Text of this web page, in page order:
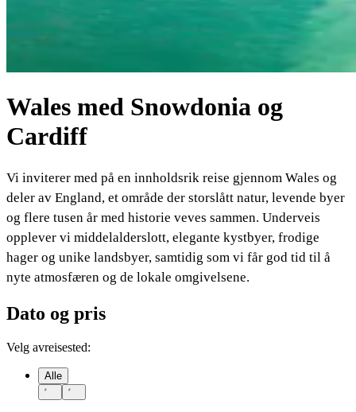
Wales med Snowdonia og
Cardiff
Vi inviterer med på en innholdsrik reise gjennom Wales og
deler av England, et område der storslått natur, levende byer
og flere tusen år med historie veves sammen. Underveis
opplever vi middelalderslott, elegante kystbyer, frodige
hager og unike landsbyer, samtidig som vi får god tid til å
nyte atmosfæren og de lokale omgivelsene.
Dato og pris
Velg avreisested:
Alle